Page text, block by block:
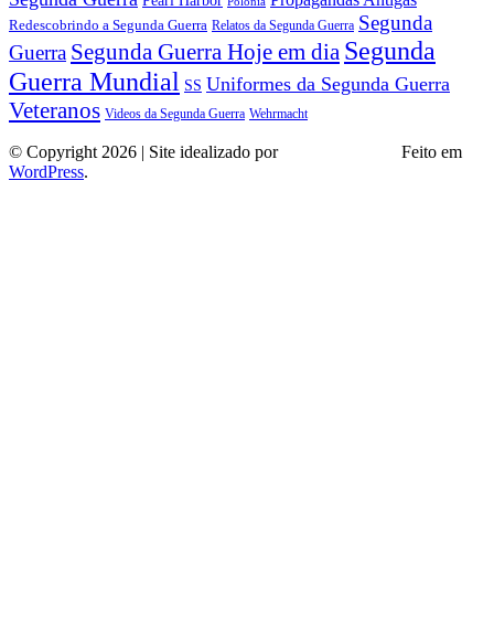
Redescobrindo a Segunda Guerra Relatos da Segunda Guerra Segunda
Guerra Segunda Guerra Hoje em dia Segunda
Guerra Mundial SS Uniformes da Segunda Guerra
Veteranos Videos da Segunda Guerra Wehrmacht
© Copyright 2026 | Site idealizado por
Feito em
WordPress.